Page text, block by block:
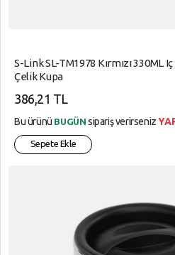
S-Link SL-TM1978 Kırmızı 330ML
Çelik Kupa
386,21 TL
Bu ürünü BUGÜN sipariş verirseniz
Sepete Ekle